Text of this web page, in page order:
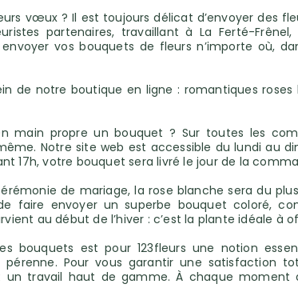
vœux ? Il est toujours délicat d’envoyer des
partenaires, travaillant à La Ferté-
vos bouquets de fleurs n’importe où,
de notre boutique en ligne : romantiques roses
main propre un bouquet ? Sur toutes les
Notre site web est accessible du lundi au
17h, votre bouquet sera livré le jour de la
de mariage, la rose blanche sera du
faire envoyer un superbe bouquet coloré,
au début de l’hiver : c’est la plante idéale à
est pour 123fleurs une notion
Pour vous garantir une satisfaction
un travail haut de gamme. À chaque